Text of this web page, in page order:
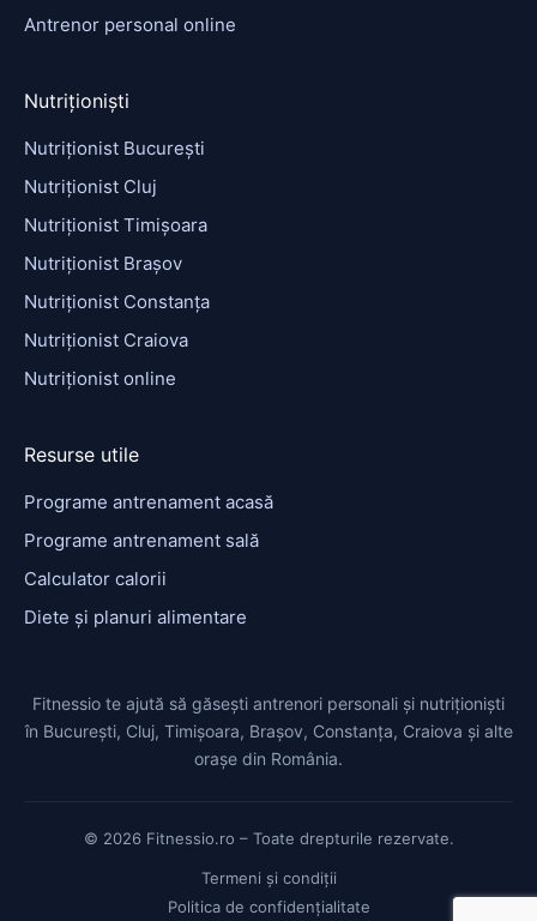
Antrenor personal online
Nutriționiști
Nutriționist București
Nutriționist Cluj
Nutriționist Timișoara
Nutriționist Brașov
Nutriționist Constanța
Nutriționist Craiova
Nutriționist online
Resurse utile
Programe antrenament acasă
Programe antrenament sală
Calculator calorii
Diete și planuri alimentare
Fitnessio te ajută să găsești antrenori personali și nutriționiști
în București, Cluj, Timișoara, Brașov, Constanța, Craiova și alte
orașe din România.
© 2026 Fitnessio.ro – Toate drepturile rezervate.
Termeni și condiții
Politica de confidențialitate